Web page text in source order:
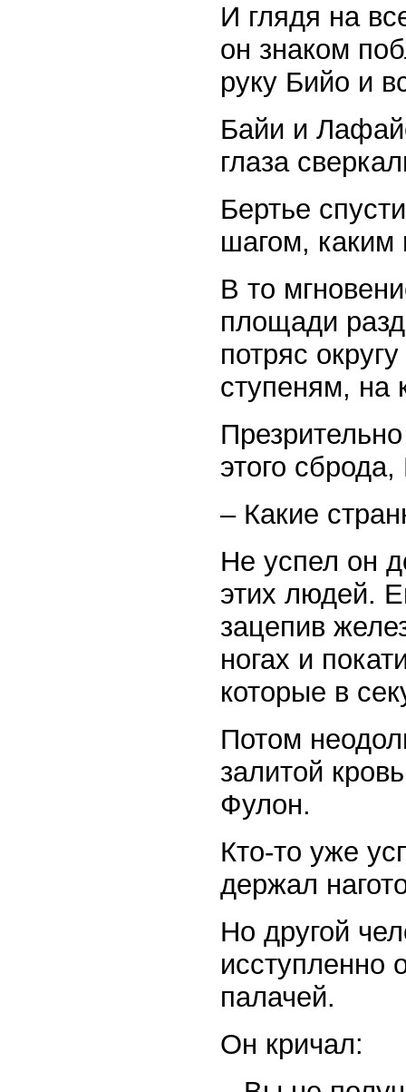
И глядя на
он знаком
руку Бийо и
Байи и
глаза
Бертье
шагом, каким
В то
площади
потряс
ступеням, на
этого
– Какие
Не успел он
этих людей.
зацепив
ногах и
которые в
Потом
залитой
Фулон.
Кто-то уже
держал
Но другой
исступленно
палачей.
Он кричал: